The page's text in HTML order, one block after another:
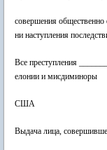
совершения общественно
ни наступления
Все преступления
елонии и мисдиминоры
США
Выдача лица,